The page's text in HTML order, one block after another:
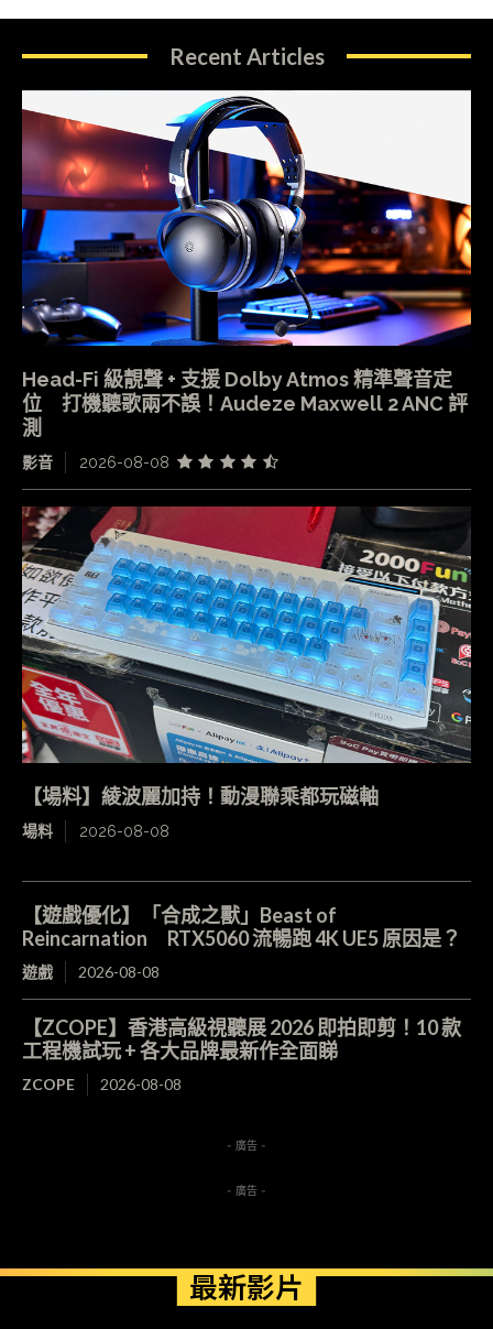
Recent Articles
Head-Fi 級靚聲 + 支援 Dolby Atmos 精準聲音定
位 打機聽歌兩不誤！Audeze Maxwell 2 ANC 評
測
影音 2026-08-08
【場料】綾波麗加持！動漫聯乘都玩磁軸
場料 2026-08-08
【遊戲優化】「合成之獸」Beast of
Reincarnation RTX5060 流暢跑 4K UE5 原因是？
遊戲 2026-08-08
【ZCOPE】香港高級視聽展 2026 即拍即剪！10 款
工程機試玩 + 各大品牌最新作全面睇
ZCOPE 2026-08-08
- 廣告 -
- 廣告 -
最新影片